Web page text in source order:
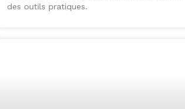
des outils pratiques.